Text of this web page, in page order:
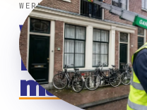
WERKGEBIED ·
Wat ons
maakt